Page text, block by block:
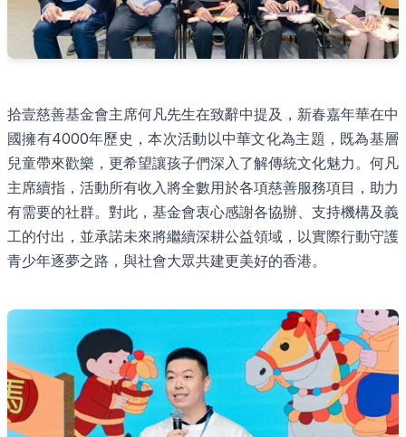
拾壹慈善基金會主席何凡先生在致辭中提及，新春嘉年華在中
國擁有4000年歷史，本次活動以中華文化為主題，既為基層
兒童帶來歡樂，更希望讓孩子們深入了解傳統文化魅力。何凡
主席續指，活動所有收入將全數用於各項慈善服務項目，助力
有需要的社群。對此，基金會衷心感謝各協辦、支持機構及義
工的付出，並承諾未來將繼續深耕公益領域，以實際行動守護
青少年逐夢之路，與社會大眾共建更美好的香港。